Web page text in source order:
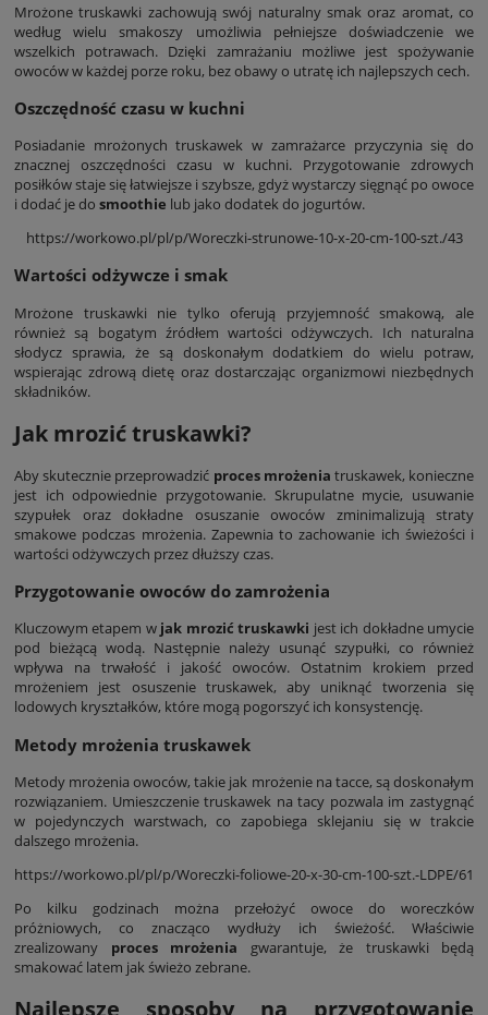
Mrożone truskawki zachowują swój naturalny smak oraz aromat, co
według wielu smakoszy umożliwia pełniejsze doświadczenie we
wszelkich potrawach. Dzięki zamrażaniu możliwe jest spożywanie
owoców w każdej porze roku, bez obawy o utratę ich najlepszych cech.
Oszczędność czasu w kuchni
Posiadanie mrożonych truskawek w zamrażarce przyczynia się do
znacznej oszczędności czasu w kuchni. Przygotowanie zdrowych
posiłków staje się łatwiejsze i szybsze, gdyż wystarczy sięgnąć po owoce
i dodać je do smoothie lub jako dodatek do jogurtów.
https://workowo.pl/pl/p/Woreczki-strunowe-10-x-20-cm-100-szt./43
Wartości odżywcze i smak
Mrożone truskawki nie tylko oferują przyjemność smakową, ale
również są bogatym źródłem wartości odżywczych. Ich naturalna
słodycz sprawia, że są doskonałym dodatkiem do wielu potraw,
wspierając zdrową dietę oraz dostarczając organizmowi niezbędnych
składników.
Jak mrozić truskawki?
Aby skutecznie przeprowadzić proces mrożenia truskawek, konieczne
jest ich odpowiednie przygotowanie. Skrupulatne mycie, usuwanie
szypułek oraz dokładne osuszanie owoców zminimalizują straty
smakowe podczas mrożenia. Zapewnia to zachowanie ich świeżości i
wartości odżywczych przez dłuższy czas.
Przygotowanie owoców do zamrożenia
Kluczowym etapem w jak mrozić truskawki jest ich dokładne umycie
pod bieżącą wodą. Następnie należy usunąć szypułki, co również
wpływa na trwałość i jakość owoców. Ostatnim krokiem przed
mrożeniem jest osuszenie truskawek, aby uniknąć tworzenia się
lodowych kryształków, które mogą pogorszyć ich konsystencję.
Metody mrożenia truskawek
Metody mrożenia owoców, takie jak mrożenie na tacce, są doskonałym
rozwiązaniem. Umieszczenie truskawek na tacy pozwala im zastygnąć
w pojedynczych warstwach, co zapobiega sklejaniu się w trakcie
dalszego mrożenia.
https://workowo.pl/pl/p/Woreczki-foliowe-20-x-30-cm-100-szt.-LDPE/61
Po kilku godzinach można przełożyć owoce do woreczków
próżniowych, co znacząco wydłuży ich świeżość. Właściwie
zrealizowany proces mrożenia gwarantuje, że truskawki będą
smakować latem jak świeżo zebrane.
Najlepsze sposoby na przygotowanie